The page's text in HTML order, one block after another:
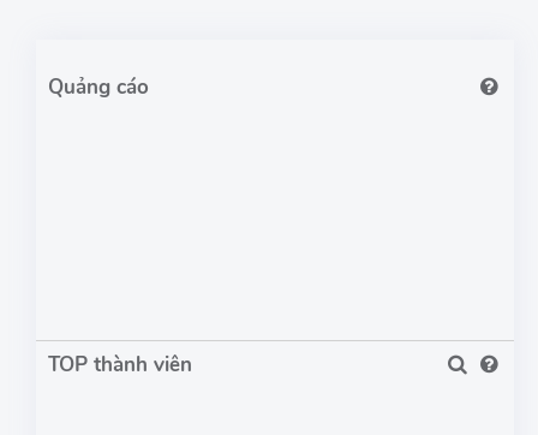
TOP thành viên